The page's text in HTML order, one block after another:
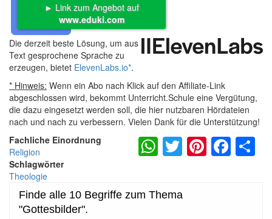
► Link zum Angebot auf
www.eduki.com
Die derzeit beste Lösung, um aus
Text gesprochene Sprache zu
erzeugen, bietet ElevenLabs.io*.
* Hinweis: Wenn ein Abo nach Klick auf den Affiliate-Link
abgeschlossen wird, bekommt Unterricht.Schule eine Vergütung,
die dazu eingesetzt werden soll, die hier nutzbaren Hördateien
nach und nach zu verbessern. Vielen Dank für die Unterstützung!
Fachliche Einordnung
Religion
Schlagwörter
Theologie
WhatsApp
Twitter